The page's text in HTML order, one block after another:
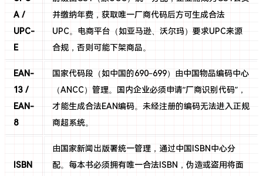
A /
UPC-
E
并缴纳年费，获取唯一厂商代码后方可生成合法
UPC。电商平台（如亚马逊、沃尔玛）要求UPC来源
合规，否则可能下架商品。
EAN-
13 /
EAN-
8
国家代码段（如中国的690–699）由中国物品编码中心
（ANCC）管理。国内企业必须申请“厂商识别代码”，
才能生成合法EAN编码。未经注册的编码无法进入正规
商超系统。
ISBN
由国家新闻出版署统一管理，通过中国ISBN中心分
配。每本书必须拥有唯一合法ISBN，伪造或盗用将面